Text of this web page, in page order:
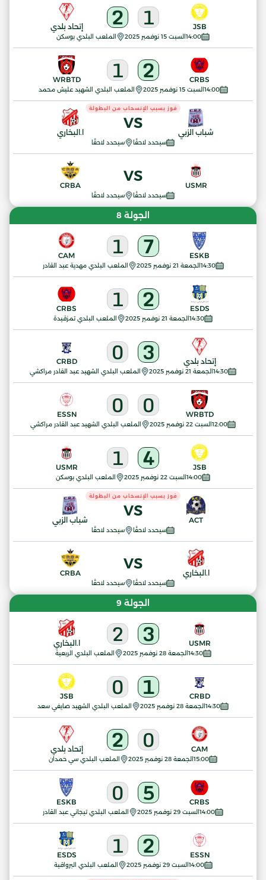
14:00السبت 15 نوفمبر 2025 الملعب البلدي بوسكن
JSB
1
2 إتحاد بلدي
14:00السبت 15 نوفمبر 2025 الملعب البلدي الشهيد عليش محمد
CRBS
2
1
WRBTD
سيحدد لاحقًا سيحدد لاحقًا
شباب الزبي
VS
فوز بسبب الإنسحاب من البطولة
ا.البخاري
سيحدد لاحقًا سيحدد لاحقًا
USMR
VS
CRBA
الجولة 8
14:30الجمعة 21 نوفمبر 2025 الملعب البلدي مهدية عبد القادر
ESKB
7
1
CAM
14:30الجمعة 21 نوفمبر 2025 الملعب البلدي تمزقيدة
ESDS
2
1
CRBS
14:30الجمعة 21 نوفمبر 2025 الملعب البلدي الشهيد عبد القادر مراكشي
إتحاد بلدي 3
0
CRBD
12:00السبت 22 نوفمبر 2025 الملعب البلدي الشهيد عبد القادر مراكشي
WRBTD
0
0
ESSN
14:00السبت 22 نوفمبر 2025 الملعب البلدي بوسكن
JSB
4
1
USMR
سيحدد لاحقًا سيحدد لاحقًا
ACT
VS
فوز بسبب الإنسحاب من البطولة
شباب الزبي
سيحدد لاحقًا سيحدد لاحقًا
ا.البخاري
VS
CRBA
الجولة 9
14:30الجمعة 28 نوفمبر 2025 الملعب البلدي الربعية
USMR
3
2 ا.البخاري
14:30الجمعة 28 نوفمبر 2025 الملعب البلدي الشهيد صايفي سعد
CRBD
1
0
JSB
15:00الجمعة 28 نوفمبر 2025 الملعب البلدي سي حمدان
CAM
0
2 إتحاد بلدي
14:00السبت 29 نوفمبر 2025 الملعب البلدي تيجاني عبد القادر
CRBS
5
0
ESKB
14:00السبت 29 نوفمبر 2025 الملعب البلدي البرواقية
ESSN
2
1
ESDS